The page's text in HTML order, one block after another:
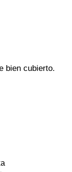
bien cubierto.